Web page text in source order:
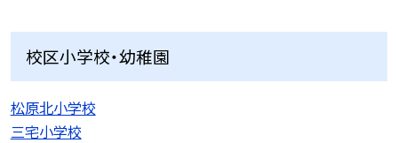
校区小学校・幼稚園
松原北小学校
三宅小学校